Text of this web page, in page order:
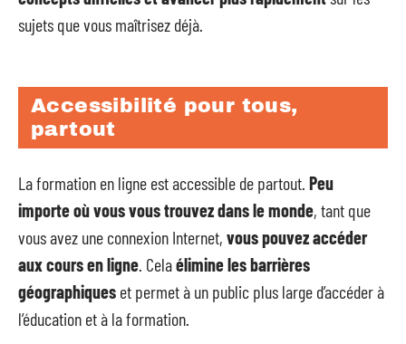
sujets que vous maîtrisez déjà.
Accessibilité pour tous,
partout
La formation en ligne est accessible de partout. Peu
importe où vous vous trouvez dans le monde, tant que
vous avez une connexion Internet, vous pouvez accéder
aux cours en ligne . Celaélimine les barrières
géographiques et permet à un public plus large d’accéder à
l’éducation et à la formation.